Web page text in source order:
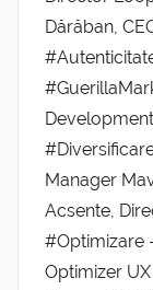
Dărăban,
Manager
Acsente,
#Optimizare
Optimizer